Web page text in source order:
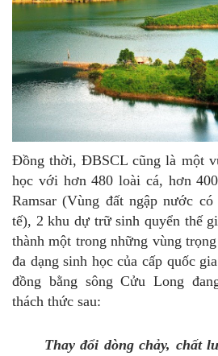
Đồng thời, ĐBSCL cũng là một
học với hơn 480 loài cá, hơn
Ramsar (Vùng đất ngập nước
tế), 2 khu dự trữ sinh quyển thế
thành một trong những vùng
đa dạng sinh học của cấp quốc
đồng bằng sông Cửu Long
thách thức sau:
Thay đổi dòng chảy, chất